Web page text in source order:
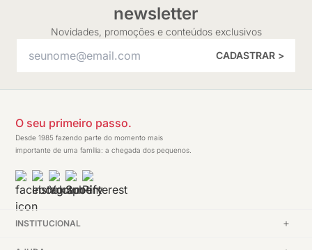
newsletter
Novidades, promoções e conteúdos exclusivos
CADASTRAR >
O seu primeiro passo.
Desde 1985 fazendo parte do momento mais
importante de uma família: a chegada dos pequenos.
INSTITUCIONAL